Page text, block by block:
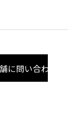
に問い合わせる